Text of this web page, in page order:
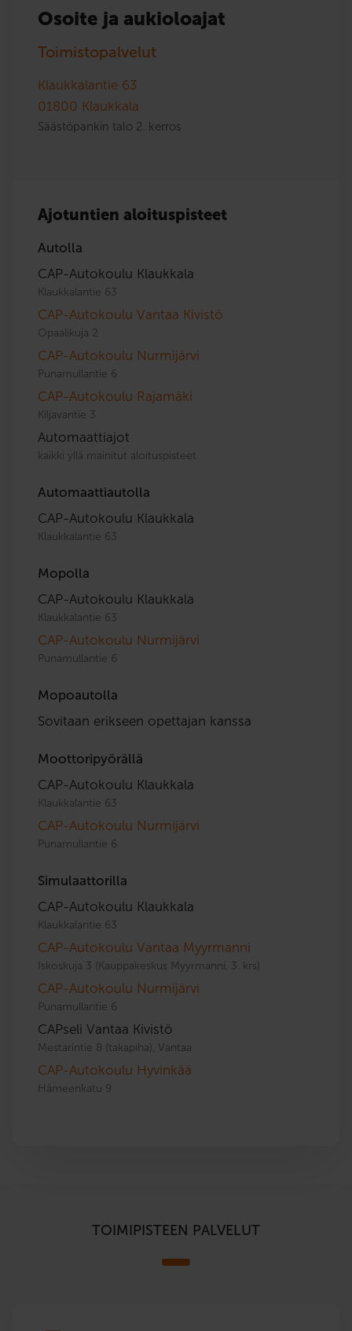
Osoite ja aukioloajat
Toimistopalvelut
Klaukkalantie 63
01800 Klaukkala
Säästöpankin talo 2. kerros
Ajotuntien aloituspisteet
Autolla
CAP-Autokoulu Klaukkala
Klaukkalantie 63
CAP-Autokoulu Vantaa Kivistö
Opaalikuja 2
CAP-Autokoulu Nurmijärvi
Punamullantie 6
CAP-Autokoulu Rajamäki
Kiljavantie 3
Automaattiajot
kaikki yllä mainitut aloituspisteet
Automaattiautolla
CAP-Autokoulu Klaukkala
Klaukkalantie 63
Mopolla
CAP-Autokoulu Klaukkala
Klaukkalantie 63
CAP-Autokoulu Nurmijärvi
Punamullantie 6
Mopoautolla
Sovitaan erikseen opettajan kanssa
Moottoripyörällä
CAP-Autokoulu Klaukkala
Klaukkalantie 63
CAP-Autokoulu Nurmijärvi
Punamullantie 6
Simulaattorilla
CAP-Autokoulu Klaukkala
Klaukkalantie 63
CAP-Autokoulu Vantaa Myyrmanni
Iskoskuja 3 (Kauppakeskus Myyrmanni, 3. krs)
CAP-Autokoulu Nurmijärvi
Punamullantie 6
CAPseli Vantaa Kivistö
Mestarintie 8 (takapiha), Vantaa
CAP-Autokoulu Hyvinkää
Hämeenkatu 9
TOIMIPISTEEN PALVELUT